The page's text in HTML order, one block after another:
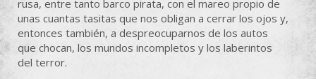
rusa, entre tanto barco pirata, con el mareo propio de
unas cuantas tasitas que nos obligan a cerrar los ojos y,
entonces también, a despreocuparnos de los autos
que chocan, los mundos incompletos y los laberintos
del terror.